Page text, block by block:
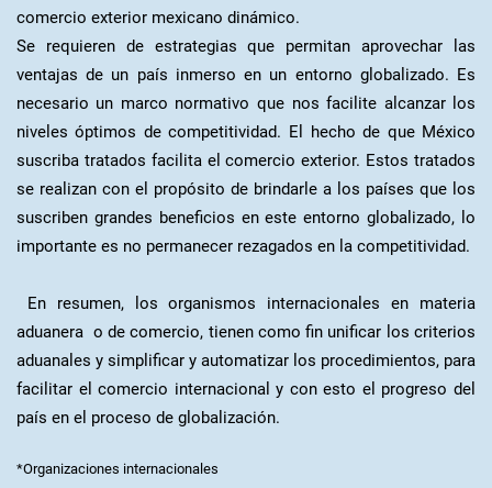
comercio exterior mexicano dinámico.
Se requieren de estrategias que permitan aprovechar las
ventajas de un país inmerso en un entorno globalizado. Es
necesario un marco normativo que nos facilite alcanzar los
niveles óptimos de competitividad. El hecho de que México
suscriba tratados facilita el comercio exterior. Estos tratados
se realizan con el propósito de brindarle a los países que los
suscriben grandes beneficios en este entorno globalizado, lo
importante es no permanecer rezagados en la competitividad.
En resumen, los organismos internacionales en materia
aduanera o de comercio, tienen como fin unificar los criterios
aduanales y simplificar y automatizar los procedimientos, para
facilitar el comercio internacional y con esto el progreso del
país en el proceso de globalización.
*Organizaciones internacionales